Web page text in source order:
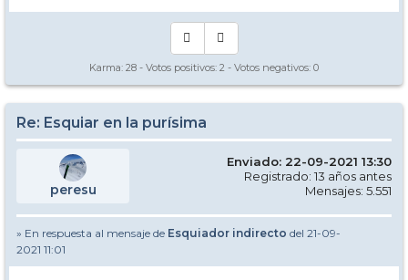
Karma: 28 - Votos positivos: 2 - Votos negativos: 0
Re: Esquiar en la purísima
peresu
Enviado: 22-09-2021 13:30
Registrado: 13 años antes
Mensajes: 5.551
» En respuesta al mensaje de Esquiador indirecto del 21-09-
2021 11:01